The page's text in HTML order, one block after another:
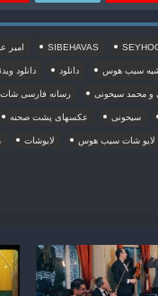
SIBEHAVAS امیر
سیب هوس دانلود دانلود
و محمد سیحونی رسانه فارسی شات
سیحونی عکسهای پشت صحنه
لایو شات سیب هوس لایوشات